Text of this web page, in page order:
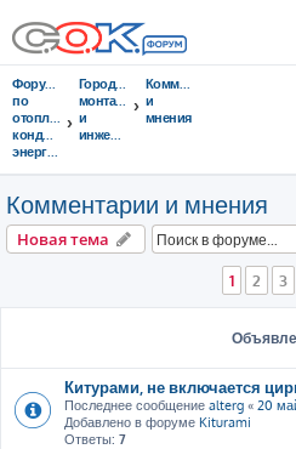
Форумы
по
отоплению,
кондиционированию,
энергосбережению
Городок
монтажников
и
инженеров
Комментарии
и
мнения
Комментарии и мнения
Новая тема
1 2 3
Китурами, не включается
Последнее сообщение alterg « 20
Добавлено в форуме Kiturami
Ответы: 7